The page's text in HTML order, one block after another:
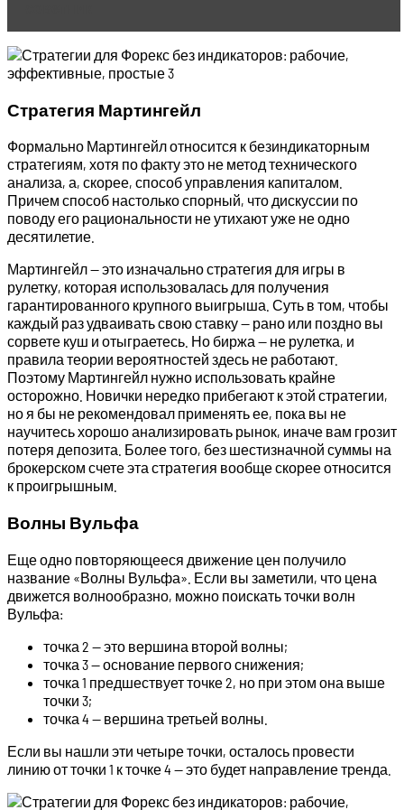
Стратегия Мартингейл
Формально Мартингейл относится к безиндикаторным
стратегиям, хотя по факту это не метод технического
анализа, а, скорее, способ управления капиталом.
Причем способ настолько спорный, что дискуссии по
поводу его рациональности не утихают уже не одно
десятилетие.
Мартингейл — это изначально стратегия для игры в
рулетку, которая использовалась для получения
гарантированного крупного выигрыша. Суть в том, чтобы
каждый раз удваивать свою ставку — рано или поздно вы
сорвете куш и отыграетесь. Но биржа — не рулетка, и
правила теории вероятностей здесь не работают.
Поэтому Мартингейл нужно использовать крайне
осторожно. Новички нередко прибегают к этой стратегии,
но я бы не рекомендовал применять ее, пока вы не
научитесь хорошо анализировать рынок, иначе вам грозит
потеря депозита. Более того, без шестизначной суммы на
брокерском счете эта стратегия вообще скорее относится
к проигрышным.
Волны Вульфа
Еще одно повторяющееся движение цен получило
название «Волны Вульфа». Если вы заметили, что цена
движется волнообразно, можно поискать точки волн
Вульфа:
точка 2 — это вершина второй волны;
точка 3 — основание первого снижения;
точка 1 предшествует точке 2, но при этом она выше
точки 3;
точка 4 — вершина третьей волны.
Если вы нашли эти четыре точки, осталось провести
линию от точки 1 к точке 4 — это будет направление тренда.